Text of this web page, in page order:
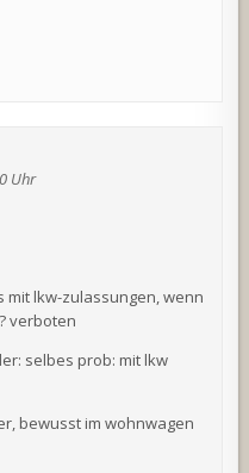
Uhr
lkw-zulassungen, wenn
verboten
selbes prob: mit lkw
bewusst im wohnwagen